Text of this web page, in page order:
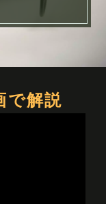
で解説